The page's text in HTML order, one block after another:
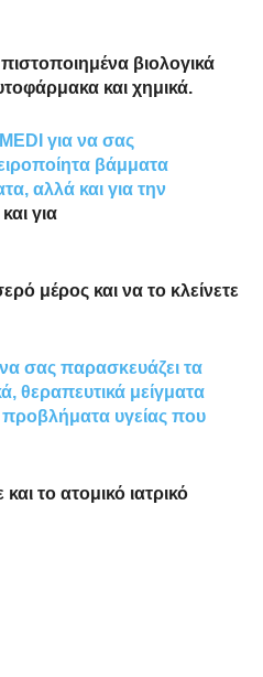
βιολογικά
και χημικά.
για να σας
βάμματα
αλλά και για την
και για
μέρος και να το κλείνετε
σας παρασκευάζει τα
θεραπευτικά μείγματα
υγείας που
το ατομικό ιατρικό